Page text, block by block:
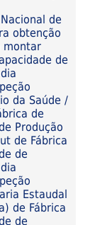
de
obtenção
montar
de
da Saúde /
de
Produção
de Fábrica
de
Estaudal
de Fábrica
de